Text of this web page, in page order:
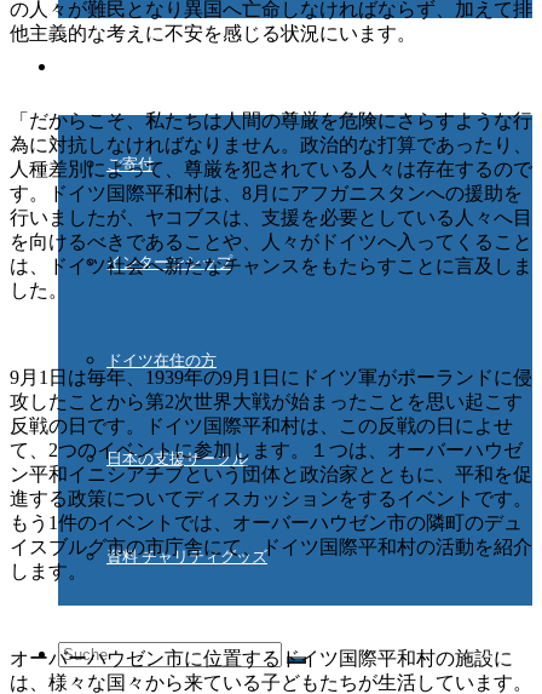
ご寄付
インターンシップ
ドイツ在住の方
日本の支援サークル
資料 チャリティグッズ
Suche
の人々が難民となり異国へ亡命しなければならず、加えて排
他主義的な考えに不安を感じる状況にいます。
「だからこそ、私たちは人間の尊厳を危険にさらすような行
為に対抗しなければなりません。政治的な打算であったり、
人種差別によって、尊厳を犯されている人々は存在するので
す。ドイツ国際平和村は、8月にアフガニスタンへの援助を
行いましたが、ヤコブスは、支援を必要としている人々へ目
を向けるべきであることや、人々がドイツへ入ってくること
は、ドイツ社会へ新たなチャンスをもたらすことに言及しま
した。
9月1日は毎年、1939年の9月1日にドイツ軍がポーランドに侵
攻したことから第2次世界大戦が始まったことを思い起こす
反戦の日です。ドイツ国際平和村は、この反戦の日によせ
て、2つのイベントに参加します。１つは、オーバーハウゼ
ン平和イニシアチブという団体と政治家とともに、平和を促
進する政策についてディスカッションをするイベントです。
もう1件のイベントでは、オーバーハウゼン市の隣町のデュ
イスブルグ市の市庁舎にて、ドイツ国際平和村の活動を紹介
します。
オーバーハウゼン市に位置するドイツ国際平和村の施設に
は、様々な国々から来ている子どもたちが生活しています。